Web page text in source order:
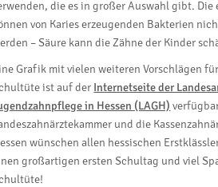
die es in großer Auswahl gibt.
von Karies erzeugenden Bakterien
– Säure kann die Zähne der Kinder
Grafik mit vielen weiteren Vorschlägen
ist auf der Internetseite der
in Hessen (LAGH)
und die
wünschen allen hessischen
großartigen ersten Schultag und viel